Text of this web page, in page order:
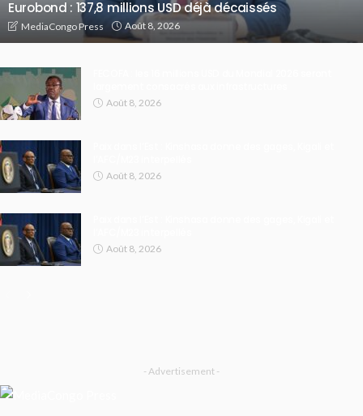
Eurobond : 137,8 millions USD déjà décaissés
MediaCongo Press Août 8, 2026
Août 8, 2026
Août 8, 2026
Août 8, 2026
- Advertisement -